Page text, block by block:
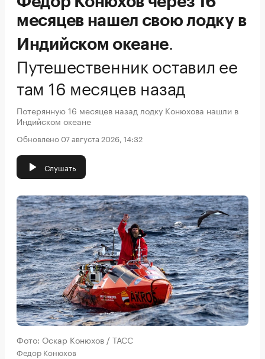
месяцев нашел свою лодку в
Индийском океане.
Путешественник оставил ее
там 16 месяцев назад
Потерянную 16 месяцев назад лодку Конюхова нашли в
Индийском океане
Обновлено 07 августа 2026, 14:32
Слушать
Фото: Оскар Конюхов / ТАСС
Федор Конюхов